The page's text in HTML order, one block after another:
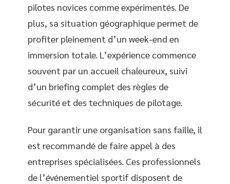
pilotes novices comme expérimentés. De
plus, sa situation géographique permet de
profiter pleinement d’un week-end en
immersion totale. L’expérience commence
souvent par un accueil chaleureux, suivi
d’un briefing complet des règles de
sécurité et des techniques de pilotage.
Pour garantir une organisation sans faille, il
est recommandé de faire appel à des
entreprises spécialisées. Ces professionnels
de l’événementiel sportif disposent de